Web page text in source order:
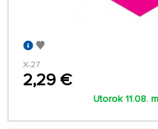
X-27
2,29 €
Utorok 11.08.